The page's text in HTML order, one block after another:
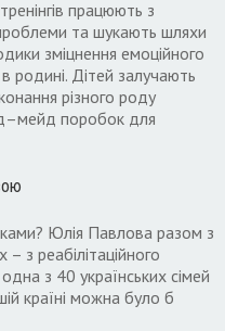
працюють з
та шукають шляхи
зміцнення емоційного
родині. Дітей залучають
різного роду
–мейд поробок для
? Юлія Павлова разом з
– з реабілітаційного
з 40 українських сімей
країні можна було б